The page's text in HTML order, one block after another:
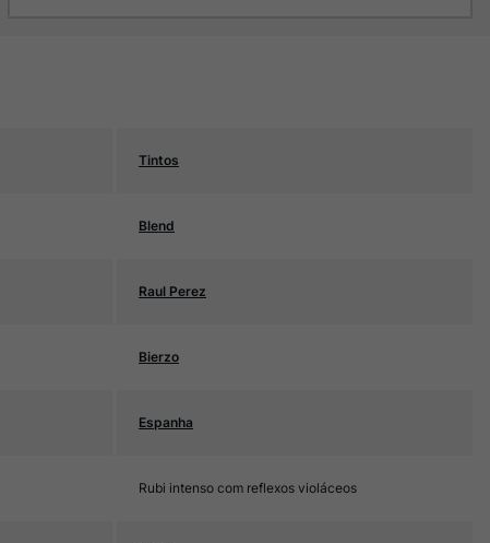
Tintos
Blend
Raul Perez
Bierzo
Espanha
Rubi intenso com reflexos violáceos